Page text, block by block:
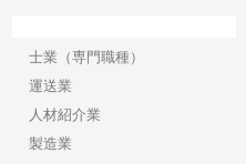
士業（専門職種）
運送業
人材紹介業
製造業